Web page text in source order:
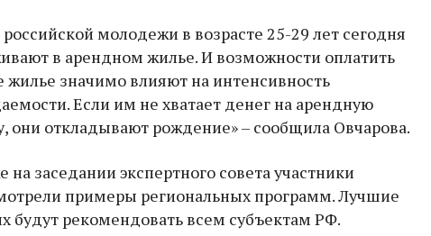
российской молодежи в возрасте 25-29 лет сегодня
в арендном жилье. И возможности оплатить
жилье значимо влияют на интенсивность
Если им не хватает денег на арендную
они откладывают рождение» – сообщила Овчарова.
на заседании экспертного совета участники
примеры региональных программ. Лучшие
будут рекомендовать всем субъектам РФ.